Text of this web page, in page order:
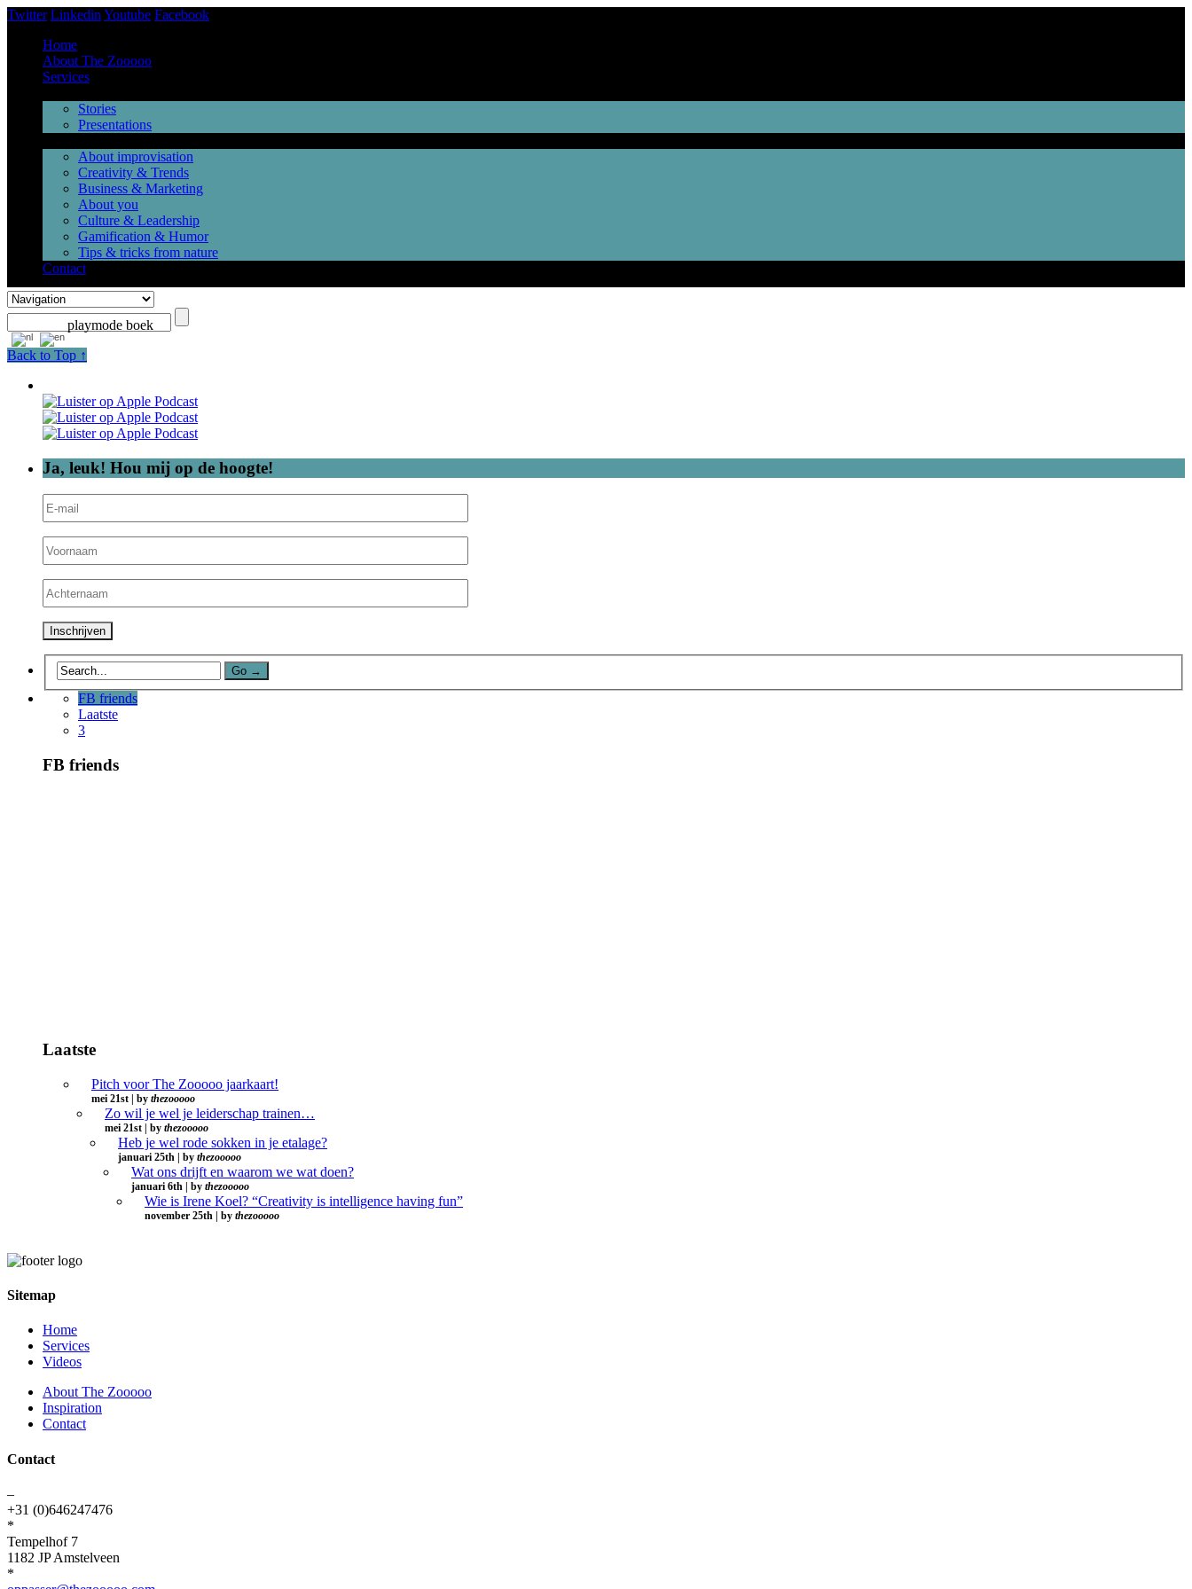
Twitter Linkedin Youtube Facebook
Home
About The Zooooo
Services
Stories
Presentations
About improvisation
Creativity & Trends
Business & Marketing
About you
Culture & Leadership
Gamification & Humor
Tips & tricks from nature
Contact
playmode boek
Back to Top ↑
Ja, leuk! Hou mij op de hoogte!
FB friends
Laatste
3
FB friends
Laatste
Pitch voor The Zooooo jaarkaart!
mei 21st | by thezooooo
Zo wil je wel je leiderschap trainen…
mei 21st | by thezooooo
Heb je wel rode sokken in je etalage?
januari 25th | by thezooooo
Wat ons drijft en waarom we wat doen?
januari 6th | by thezooooo
Wie is Irene Koel? “Creativity is intelligence having fun”
november 25th | by thezooooo
Sitemap
Home
Services
Videos
About The Zooooo
Inspiration
Contact
Contact
–
+31 (0)646247476
*
Tempelhof 7
1182 JP Amstelveen
*